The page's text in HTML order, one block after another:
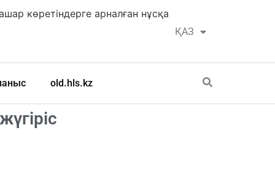
ҚАЗ
РУС
көретіндерге арналған нұсқа
old.hls.kz